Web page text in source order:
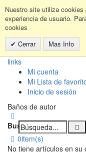
Nuestro site utiliza
experiencia de usuario.
cookies
Cerrar
Mas Info
links
Mi cuenta
Mi Lista de
Inicio de sesión
Baños de autor
Buscar:
0item(s)
No tiene artículos en su